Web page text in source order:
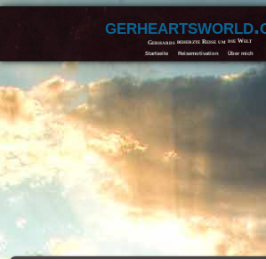
Gerhards beherzte Reise um die Welt
Startseite Reisemotivation Über mich